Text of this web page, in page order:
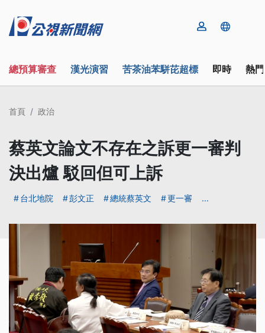
總預算審查 漢光演習 苦茶油苯駢芘超標 即時 熱
首頁 政治
蔡英文論文不存在之訴更一審判
決出爐 駁回但可上訴
台北地院 彭文正 總統蔡英文 更一審 ...